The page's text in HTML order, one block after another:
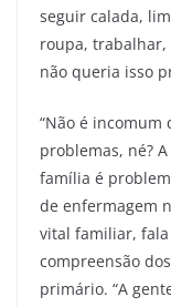
seguir calada,
roupa, trabalhar,
não queria isso
“Não é incomum
problemas, né?
família é
de enfermagem
vital familiar,
compreensão
primário. “A